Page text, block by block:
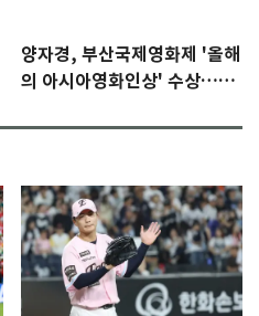
양자경, 부산국제영화제 '올해
의 아시아영화인상' 수상…15